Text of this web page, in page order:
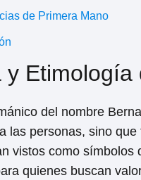
de Primera Mano
y
del nombre
las personas, sino
vistos como símbolos
quienes buscan